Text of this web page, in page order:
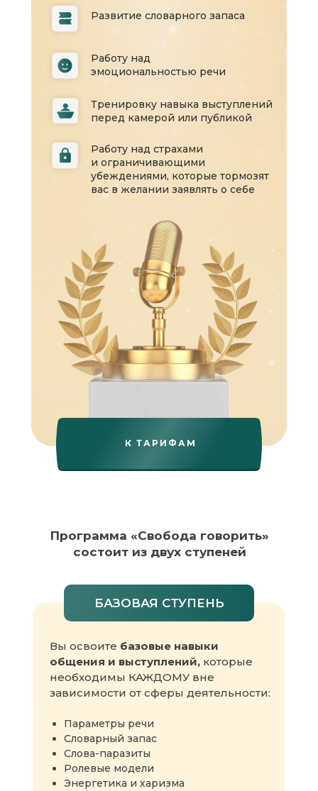
К ТАРИФАМ
Развитие словарного запаса
Работу над
эмоциональностью речи
Тренировку навыка выступлений
перед камерой или публикой
Работу над страхами
и ограничивающими
убеждениями, которые тормозят
вас в желании заявлять о себе
Программа «Свобода говорить»
состоит из двух ступеней
БАЗОВАЯ СТУПЕНЬ
Вы освоите базовые навыки
общения и выступлений, которые
необходимы КАЖДОМУ вне
зависимости от сферы деятельности:
Параметры речи
Словарный запас
Слова-паразиты
Ролевые модели
Энергетика и харизма